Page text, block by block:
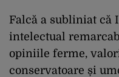
Falcă a subliniat că
intelectual
opiniile ferme,
conservatoare și